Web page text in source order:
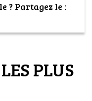
? Partagez le :
PLUS